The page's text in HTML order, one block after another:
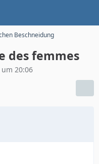
Beschneidung
des femmes
20:06